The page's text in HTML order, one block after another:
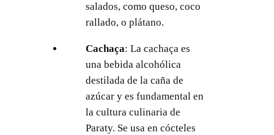
salados, como queso, coco
rallado, o plátano.
Cachaça: La cachaça es
una bebida alcohólica
destilada de la caña de
azúcar y es fundamental en
la cultura culinaria de
Paraty. Se usa en cócteles